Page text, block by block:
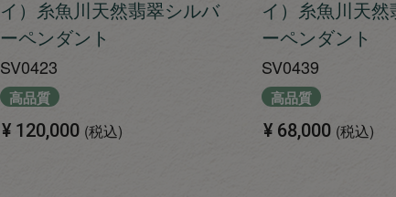
イ）糸魚川天然翡翠シルバ
ーペンダント
SV0423
高品質
¥ 120,000 税込
イ）糸魚川天
ーペンダント
SV0439
高品質
¥ 68,000 税込